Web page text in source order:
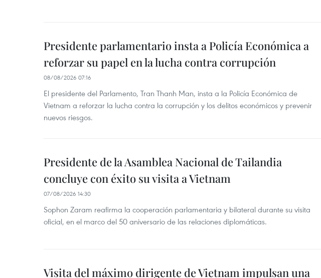
Presidente parlamentario insta a Policía Económica a
reforzar su papel en la lucha contra corrupción
08/08/2026 07:16
El presidente del Parlamento, Tran Thanh Man, insta a la Policía Económica de
Vietnam a reforzar la lucha contra la corrupción y los delitos económicos y prevenir
nuevos riesgos.
Presidente de la Asamblea Nacional de Tailandia
concluye con éxito su visita a Vietnam
07/08/2026 14:30
Sophon Zaram reafirma la cooperación parlamentaria y bilateral durante su visita
oficial, en el marco del 50 aniversario de las relaciones diplomáticas.
Visita del máximo dirigente de Vietnam impulsan una